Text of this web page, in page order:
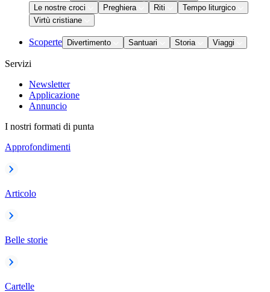
Le nostre croci
Preghiera Riti
Tempo liturgico
Virtù cristiane
Scoperte Divertimento Santuari Storia Viaggi
Servizi
Newsletter
Applicazione
Annuncio
I nostri formati di punta
Approfondimenti
Articolo
Belle storie
Cartelle